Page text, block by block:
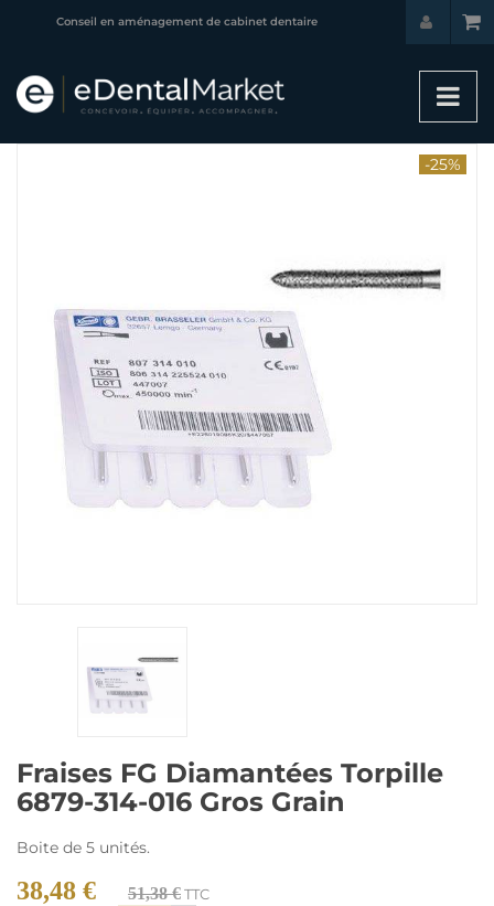
Conseil en aménagement de cabinet dentaire
-25%
Fraises FG Diamantées Torpille
6879-314-016 Gros Grain
Boite de 5 unités.
38,48 € 51,38 €TTC